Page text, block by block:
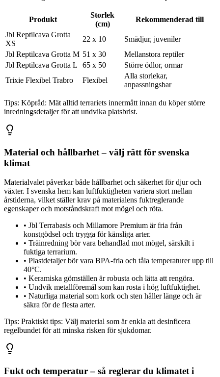
Produkt
Storlek
(cm)
Rekommenderad till
Jbl Reptilcava Grotta
XS
22 x 10
Smådjur, juveniler
Jbl Reptilcava Grotta M 51 x 30
Mellanstora reptiler
Jbl Reptilcava Grotta L
65 x 50
Större ödlor, ormar
Trixie Flexibel Trabro
Flexibel
Alla storlekar,
anpassningsbar
Tips: Köpråd: Mät alltid terrariets innermått innan du köper större
inredningsdetaljer för att undvika platsbrist.
Material och hållbarhet – välj rätt för svenska
klimat
Materialvalet påverkar både hållbarhet och säkerhet för djur och
växter. I svenska hem kan luftfuktigheten variera stort mellan
årstiderna, vilket ställer krav på materialens fuktreglerande
egenskaper och motståndskraft mot mögel och röta.
• Jbl Terrabasis och Millamore Premium är fria från
konstgödsel och trygga för känsliga arter.
• Träinredning bör vara behandlad mot mögel, särskilt i
fuktiga terrarium.
• Plastdetaljer bör vara BPA-fria och tåla temperaturer upp till
40°C.
• Keramiska gömställen är robusta och lätta att rengöra.
• Undvik metallföremål som kan rosta i hög luftfuktighet.
• Naturliga material som kork och sten håller länge och är
säkra för de flesta arter.
Tips: Praktiskt tips: Välj material som är enkla att desinficera
regelbundet för att minska risken för sjukdomar.
Fukt och temperatur – så reglerar du klimatet i